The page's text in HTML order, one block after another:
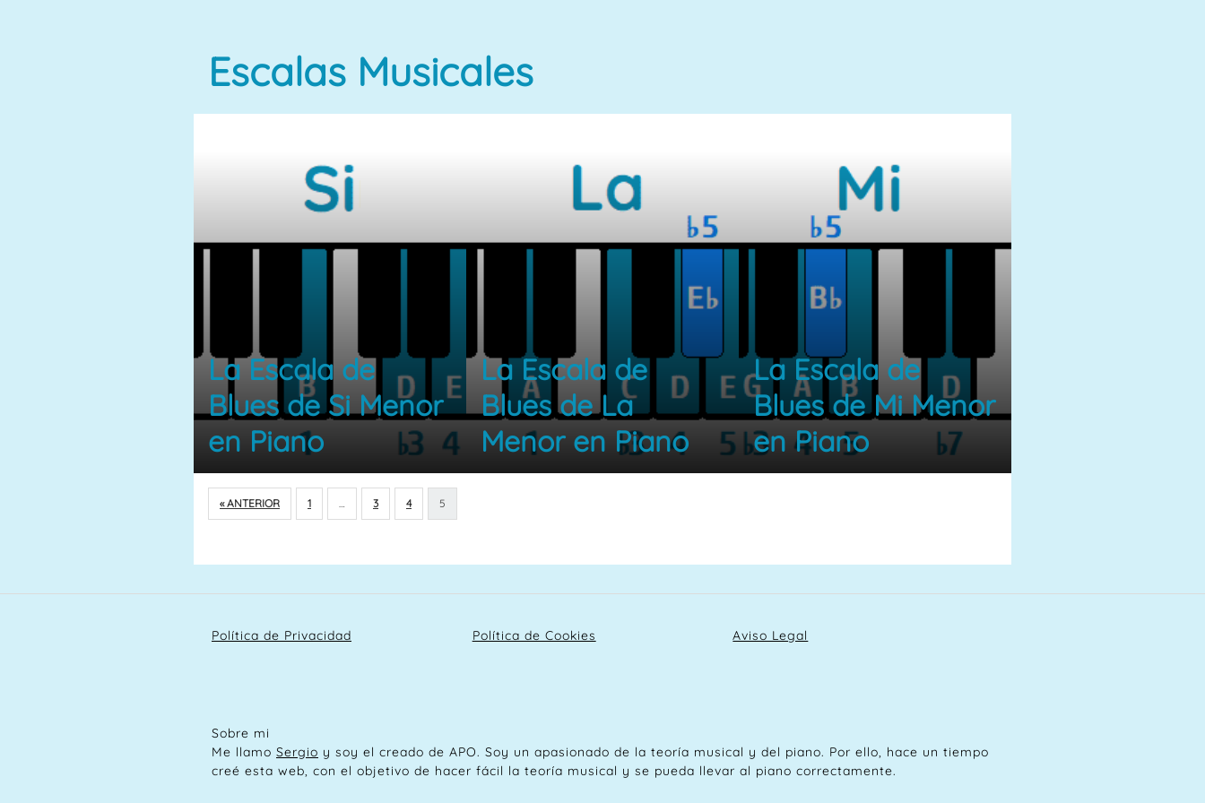
Escalas Musicales
La Escala de
Blues de Si Menor
en Piano
La Escala de
Blues de La
Menor en Piano
La Escala de
Blues de Mi Menor
en Piano
« ANTERIOR 1 … 3 4 5
Política de Privacidad Política de Cookies Aviso Legal
Sobre mi
Me llamo Sergio y soy el creado de APO. Soy un apasionado de la teoría musical y del piano. Por ello, hace un tiempo
creé esta web, con el objetivo de hacer fácil la teoría musical y se pueda llevar al piano correctamente.